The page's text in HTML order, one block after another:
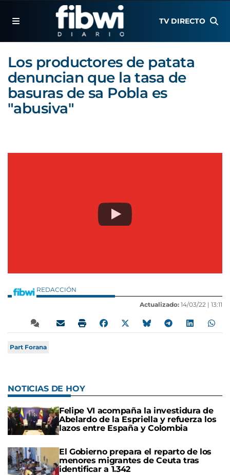
TV DIRECTO
Los productores de patata
denuncian que la tasa de
basuras de sa Pobla es
"abusiva"
REDACCIÓN
Actualizado: 14/03/22 | 13:11
Part Forana
NOTICIAS DE HOY
Felipe VI acompaña la investidura de
Abelardo de la Espriella y refuerza los
lazos entre España y Colombia
El Gobierno prepara el reparto de los
menores migrantes de Ceuta tras
identificar a 1.342